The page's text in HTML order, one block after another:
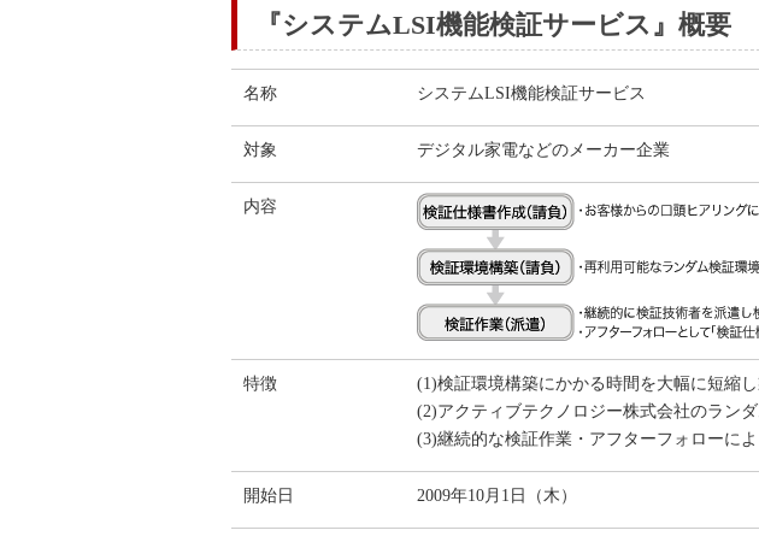
『システムLSI機能検証サービス』概要
名称 システムLSI機能検証サービス
対象 デジタル家電などのメーカー企業
内容
特徴
(1)検証環境構築にかかる時間を大幅に短縮
(2)アクティブテクノロジー株式会社のラン
(3)継続的な検証作業・アフターフォローに
開始日 2009年10月1日（木）